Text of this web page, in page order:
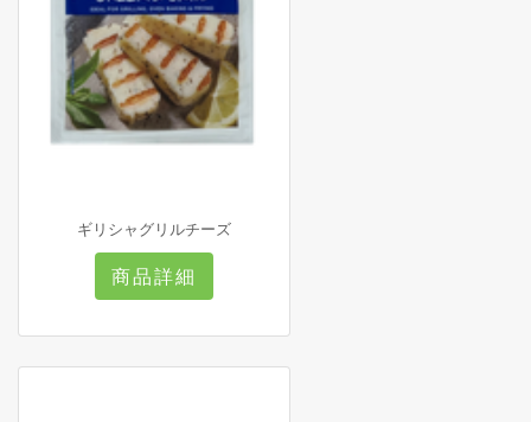
ギリシャグリルチーズ
商品詳細